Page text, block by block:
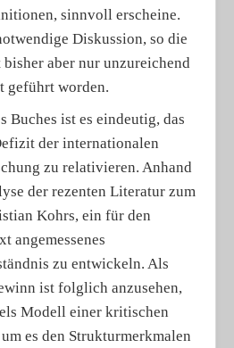
sinnvoll erscheine.
Diskussion, so die
bisher aber nur unzureichend
geführt worden.
Buches ist es eindeutig, das
der internationalen
zu relativieren. Anhand
der rezenten Literatur zum
Kohrs, ein für den
angemessenes
zu entwickeln. Als
ist folglich anzusehen,
Modell einer kritischen
es den Strukturmerkmalen